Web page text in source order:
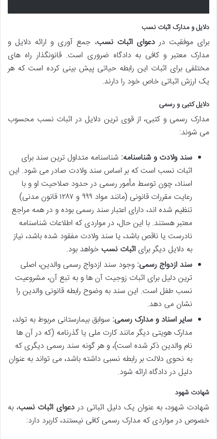
دلایل و مدارک اثبات نسب
برای موفقیت دردعوای اثبات نسب، جمع آوری و ارائه دلایل و
مدارک معتبر و کافی به دادگاه ضروری است. قانونگذار راه های
مختلفی برای اثبات این رابطه حیاتی پیش بینی کرده است که هر
یک ارزش اثباتی خاص خود را دارند.
دلایل کتبی و رسمی
مدارک رسمی و کتبی، از قوی ترین دلایل در اثبات نسب محسوب
می شوند:
سند ولادت و شناسنامه: شناسنامه متداول ترین سند برای
اثبات نسب است که بر اساس سند ولادت صادر می شود. این
اسناد، چون توسط مأمور رسمی در حدود صلاحیت او و با
رعایت مقررات قانونی (مانند مواد ۹۹۹ و ۱۲۸۷ قانون مدنی)
تنظیم شده اند، دارای اعتبار سند رسمی بوده و در همه مراجع
معتبر هستند. با این حال، در مواردی که اطلاعات شناسنامه
نادرست یا ناقص باشد، یا سند ولادت مفقود شده باشد، نیاز
به دلایل دیگر برای اثبات نسب خواهد بود.
سند ازدواج رسمی: وجود سند ازدواج رسمی والدین، اصلی
ترین دلیل برای اثبات زوجیت آن ها و به تبع آن، مشروعیت
نسب طفل است. این سند به وضوح رابطه قانونی والدین را
نشان می دهد.
سایر اسناد و مدارک رسمی: سوابق بیمارستانی مربوط به تولد،
مدارک هویتی دیگر مانند کارت ملی یا گذرنامه (که در آن ها
نام والدین ذکر شده است)، و هر گونه سند رسمی دیگری که
به نحوی دلالت بر رابطه نسبی داشته باشد، می تواند به عنوان
دلیل در دادگاه ارائه شود.
شهادت شهود
شهادت شهود، به عنوان یک دلیل اثباتی دردعوای اثبات نسب، به
خصوص در مواردی که مدارک رسمی کافی نیستند، کاربرد دارد: